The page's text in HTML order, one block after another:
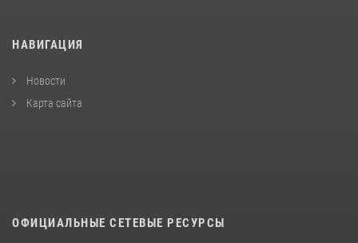
НАВИГАЦИЯ
Новости
Карта сайта
ОФИЦИАЛЬНЫЕ СЕТЕВЫЕ РЕСУРСЫ